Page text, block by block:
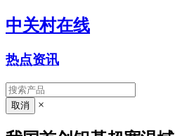
中关村在线
热点资讯
×